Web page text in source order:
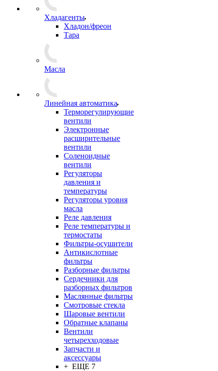
Хладагенты
Хладон/фреон
Тара
Масла
Линейная автоматика
Терморегулирующие
вентили
Электронные
расширительные
вентили
Соленоидные
вентили
Регуляторы
давления и
температуры
Регуляторы уровня
масла
Реле давления
Реле температуры и
термостаты
Фильтры-осушители
Антикислотные
фильтры
Разборные фильтры
Сердечники для
разборных фильтров
Маслянные фильтры
Смотровые стекла
Шаровые вентили
Обратные клапаны
Вентили
четырехходовые
Запчасти и
аксессуары
+ ЕЩЕ 7